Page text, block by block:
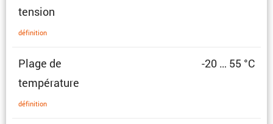
tension
défini­tion
Plage de
température
défini­tion
-20 … 55 °C